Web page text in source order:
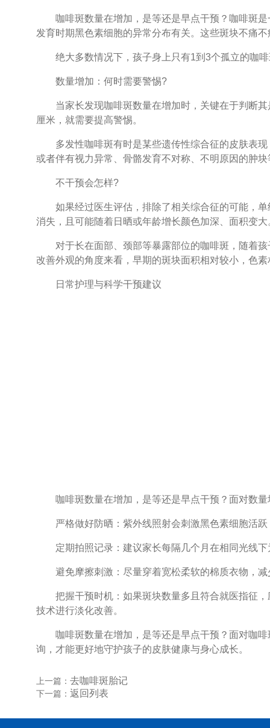
咖啡斑数量在增加，是等还是早点干预？咖啡斑是
发育时期黑色素细胞的异常分布有关。这些斑块不痛
绝大多数情况下，孩子身上只有1到3个孤立的咖啡
数量增加：何时需要警惕?
当家长发现咖啡斑数量在增加时，关键在于判断其
厘米，就需要提高警惕。
多发性咖啡斑有时是某些遗传性综合征的皮肤表现
或者伴有视力异常、骨骼发育不对称、不明原因的肿
不干预会怎样?
如果经过医生评估，排除了相关综合征的可能，单
消失，且可能随着日晒或年龄增长颜色加深、面积变大
对于长在面部、颈部等暴露部位的咖啡斑，随着孩
改善外观的角度来看，早期的斑块面积相对较小，色
日常护理与科学干预建议
咖啡斑数量在增加，是等还是早点干预？面对数量
严格做好防晒：紫外线照射会刺激黑色素细胞活跃
定期拍照记录：建议家长每隔几个月在相同光线下
避免摩擦刺激：尽量穿着宽松柔软的棉质衣物，减
把握干预时机：如果斑块数量多且符合就医指征，
技术进行淡化改善。
咖啡斑数量在增加，是等还是早点干预？面对咖啡
询，才能更好地守护孩子的皮肤健康与身心成长。
上一篇： 去咖啡斑胎记
下一篇： 返回列表